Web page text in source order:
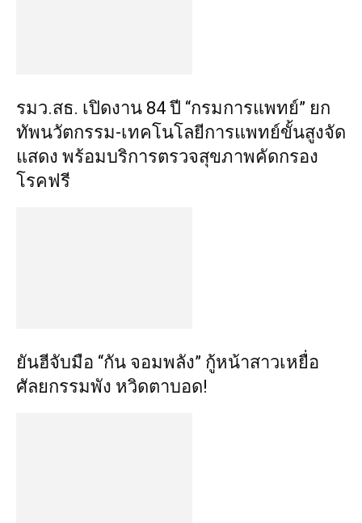
รมว.สธ. เปิดงาน 84 ปี “กรมการแพทย์” ยก
ทัพนวัตกรรม-เทคโนโลยีการแพทย์ขั้นสูงจัด
แสดง พร้อมบริการตรวจสุขภาพคัดกรอง
โรคฟรี
ยันฮีจับมือ “กัน จอมพลัง” กู้หน้าสาวเหยื่อ
ศัลยกรรมพัง หวิดตาบอด!